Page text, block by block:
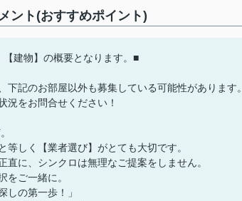
ント(おすすめポイント)
建物】の概要となります。■
下記のお部屋以外も募集している可能性があります。
況をお問合せください！
等しく【業者選び】がとても大切です。
直に、シンクロは無理なご提案をしません。
をご一緒に。
しの第一歩！」